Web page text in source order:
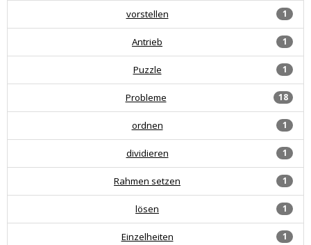
1
vorstellen
1
Antrieb
1
Puzzle
18
Probleme
1
ordnen
1
dividieren
1
Rahmen setzen
1
lösen
1
Einzelheiten